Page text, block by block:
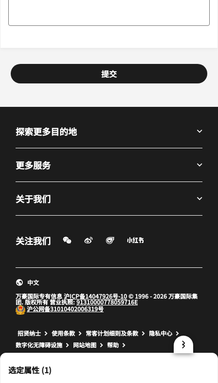
提交
选定属性 (1)
探索更多目的地
更多服务
关于我们
关注我们 微信扫一扫
微博
打开新窗口
飞猪
打开新窗口打开新窗口
万豪国际专有信息沪ICP备14047926号-10© 1996 - 2026 万豪国际集
团. 版权所有 营业执照:91310000778059716E
沪公网备31010402006319号
中文
招贤纳士 打开新窗口
使用条款 打开新窗口
常客计划细则及条款 打开新窗口
隐私中心
数字化无障碍设施
网站地图 帮助
prod17,CED60643-E564-5E41-8865-0922B8A80C04,NA